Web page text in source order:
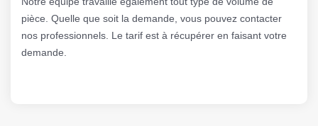
pièce. Quelle que soit la demande, vous pouvez contacter
nos professionnels. Le tarif est à récupérer en faisant votre
demande.